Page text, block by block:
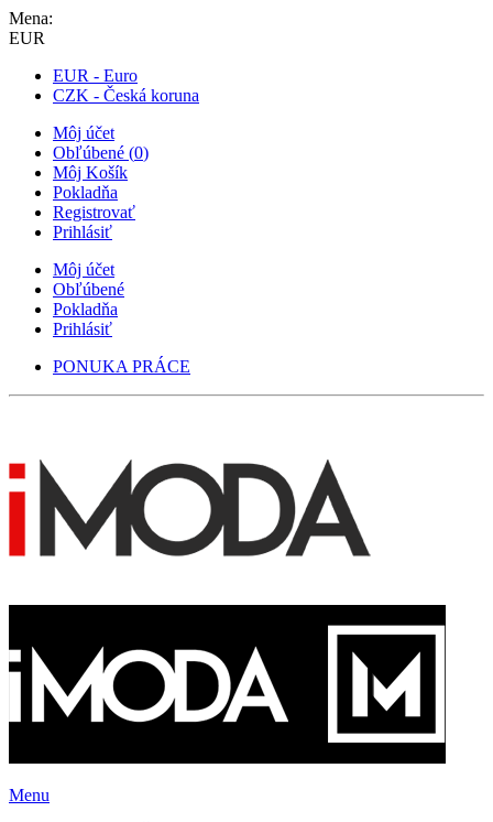
Mena:
EUR
EUR - Euro
CZK - Česká koruna
Môj účet
Obľúbené (0)
Môj Košík
Pokladňa
Registrovať
Prihlásiť
Môj účet
Obľúbené
Pokladňa
Prihlásiť
PONUKA PRÁCE
Menu